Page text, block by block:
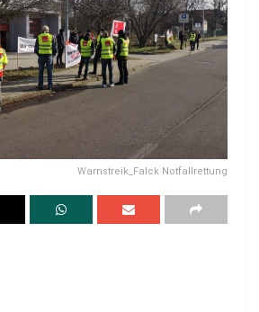
Warnstreik_Falck Notfallrettung